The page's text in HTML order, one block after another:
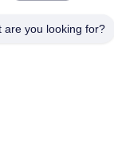
are you looking for?